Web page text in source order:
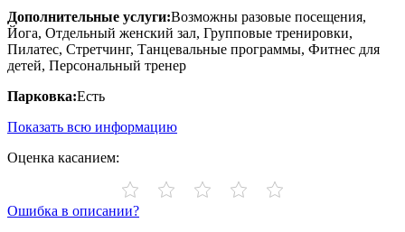
Дополнительные услуги:Возможны разовые посещения,
Йога, Отдельный женский зал, Групповые тренировки,
Пилатес, Стретчинг, Танцевальные программы, Фитнес для
детей, Персональный тренер
Парковка:Есть
Показать всю информацию
Оценка касанием:
Ошибка в описании?